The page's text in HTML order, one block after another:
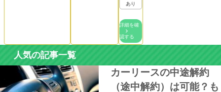
あり
詳細を確
認する
人気の記事一覧
カーリースの中途解約
（途中解約）は可能？も